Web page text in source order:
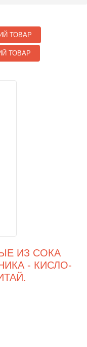
ТОВАР
ТОВАР
ИЗ СОКА
- КИСЛО-